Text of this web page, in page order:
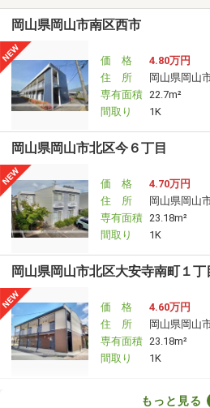
岡山県岡山市南区西市
価 格
4.80万円
住 所
岡山県岡山
専有面積 22.7m²
間取り
1K
岡山県岡山市北区今６丁目
価 格
4.70万円
住 所
岡山県岡山
専有面積 23.18m²
間取り
1K
岡山県岡山市北区大安寺南町１丁
価 格
4.60万円
住 所
岡山県岡山
専有面積 23.18m²
間取り
1K
もっと見る